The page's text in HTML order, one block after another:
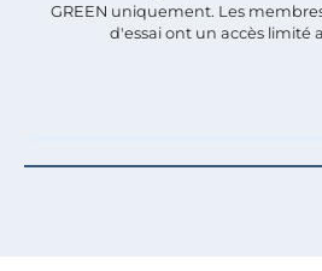
GREEN uniquement. Les
d'essai ont un accès limité